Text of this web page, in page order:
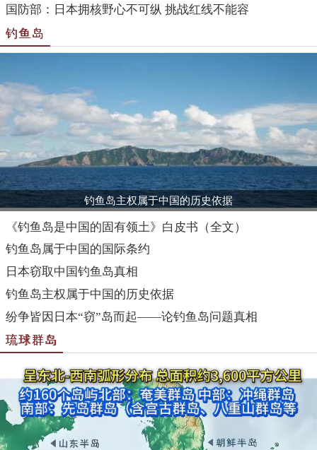
国防部：日本拥核野心不可纵 挑战红线不能容
钓鱼岛
钓鱼岛主权属于中国的历史依据
《钓鱼岛是中国的固有领土》白皮书（全文）
钓鱼岛属于中国的国际条约
日本窃取中国钓鱼岛真相
钓鱼岛主权属于中国的历史依据
纷争皆因日本“窃”岛而起——论钓鱼岛问题真相
琉球群岛